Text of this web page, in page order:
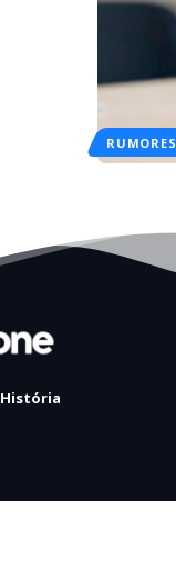
RUMORES
História